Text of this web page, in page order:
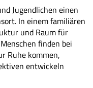
Jugendlichen einen
In einem familiären
und Raum für
finden bei
Ruhe kommen,
entwickeln